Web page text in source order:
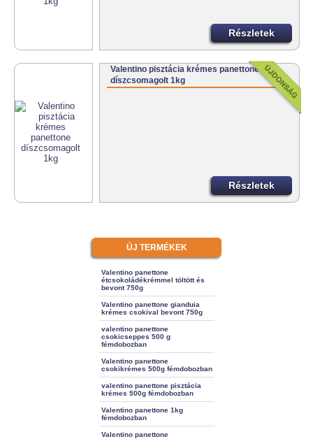
Részletek
Valentino pisztácia krémes panettone
díszcsomagolt 1kg
Részletek
ÚJ TERMÉKEK
Valentino panettone
étcsokoládékrémmel töltött és
bevont 750g
Valentino panettone gianduia
krémes csokival bevont 750g
valentino panettone
csokicseppes 500 g
fémdobozban
Valentino panettone
csokikrémes 500g fémdobozban
valentino panettone pisztácia
krémes 500g fémdobozban
Valentino panettone 1kg
fémdobozban
Valentino panettone